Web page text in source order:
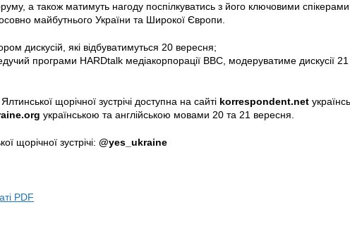
а також матимуть нагоду поспілкуватись з його ключовими спікерами
майбутнього України та Широкої Європи.
дискусій, які відбуватимуться 20 вересня;
програми HARDtalk медіакорпорації BBC, модеруватиме дискусії
щорічної зустрічі доступна на сайті korrespondent.net
українською та англійською мовами 20 та 21 вересня.
щорічної зустрічі: @yes_ukraine
PDF